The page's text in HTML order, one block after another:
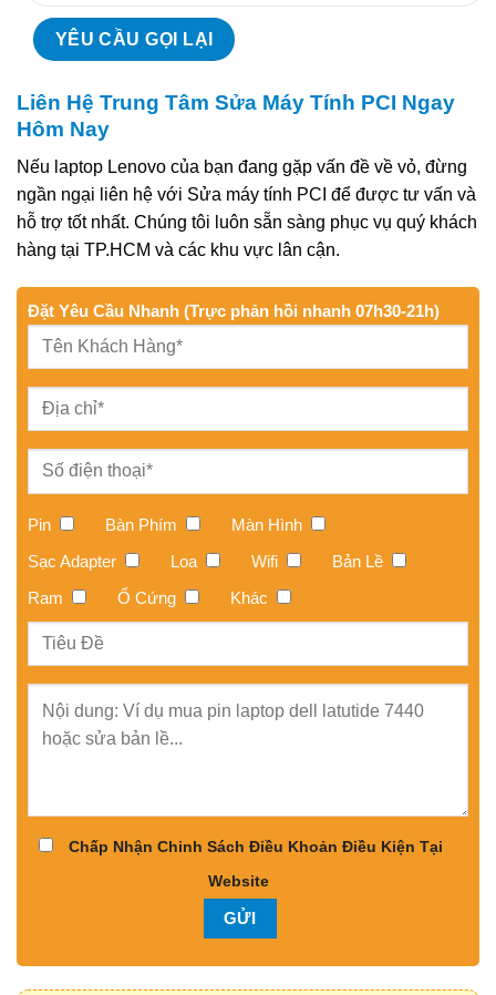
Liên Hệ Trung Tâm Sửa Máy Tính PCI Ngay
Hôm Nay
Nếu laptop Lenovo của bạn đang gặp vấn đề về vỏ, đừng
ngần ngại liên hệ với Sửa máy tính PCI để được tư vấn và
hỗ trợ tốt nhất. Chúng tôi luôn sẵn sàng phục vụ quý khách
hàng tại TP.HCM và các khu vực lân cận.
Đặt Yêu Cầu Nhanh (Trực phản hồi nhanh 07h30-21h)
Pin Bàn Phím
Màn Hình
Sạc Adapter
Loa Wifi
Bản Lề
Ram
Ổ Cứng Khác
Chấp Nhận Chinh Sách Điều Khoản Điều Kiện Tại
Website